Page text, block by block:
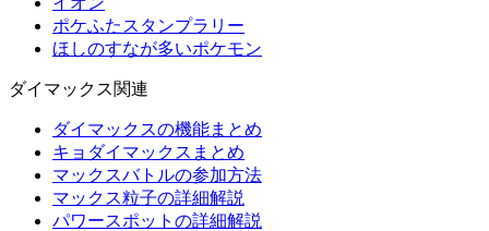
ポケふたスタンプラリー
ほしのすなが多いポケモン
ダイマックス関連
ダイマックスの機能まとめ
キョダイマックスまとめ
マックスバトルの参加方法
マックス粒子の詳細解説
パワースポットの詳細解説